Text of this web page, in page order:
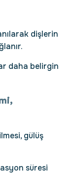
dişlerin
daha belirgin
gülüş
süresi